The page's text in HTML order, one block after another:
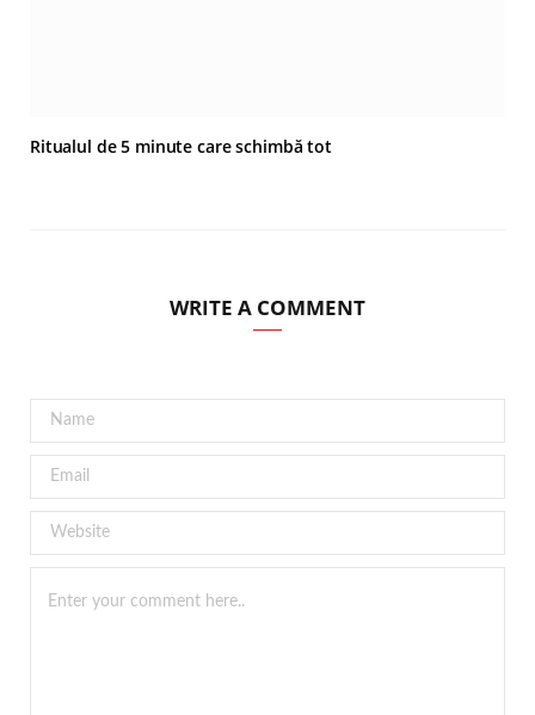
Ritualul de 5 minute care schimbă tot
WRITE A COMMENT